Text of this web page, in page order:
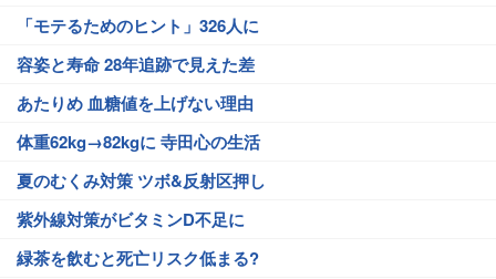
「モテるためのヒント」326人に
容姿と寿命 28年追跡で見えた差
あたりめ 血糖値を上げない理由
体重62kg→82kgに 寺田心の生活
夏のむくみ対策 ツボ&反射区押し
紫外線対策がビタミンD不足に
緑茶を飲むと死亡リスク低まる?